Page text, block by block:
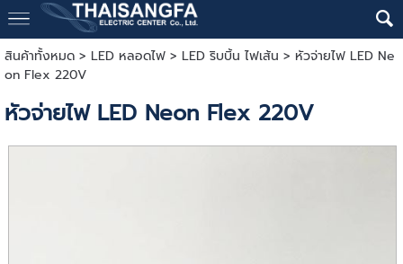
สินค้าทั้งหมด> LED หลอดไฟ> LED ริบบิ้น ไฟเส้น > หัวจ่ายไฟ LED Ne
on Flex 220V
หัวจ่ายไฟ LED Neon Flex 220V